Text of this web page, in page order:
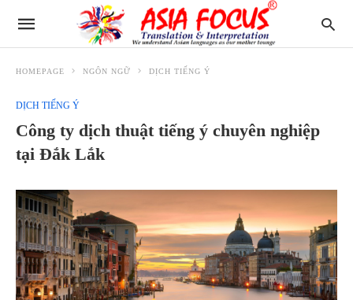
HOMEPAGE NGÔN NGỮ DỊCH TIẾNG Ý
DỊCH TIẾNG Ý
Công ty dịch thuật tiếng ý chuyên nghiệp
tại Đắk Lắk